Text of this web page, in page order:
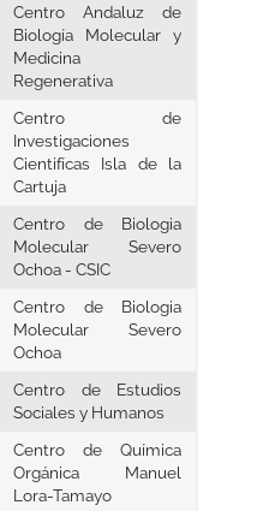
Centro Andaluz de
Biología Molecular y
Medicina
Regenerativa
Centro de
Investigaciones
Cientifícas Isla de la
Cartuja
Centro de Biologia
Molecular Severo
Ochoa - CSIC
Centro de Biologia
Molecular Severo
Ochoa
Centro de Estudios
Sociales y Humanos
Centro de Química
Orgánica Manuel
Lora-Tamayo